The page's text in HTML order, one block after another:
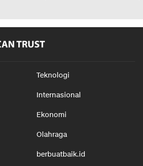
Teknologi
Internasional
Ekonomi
Olahraga
berbuatbaik.id